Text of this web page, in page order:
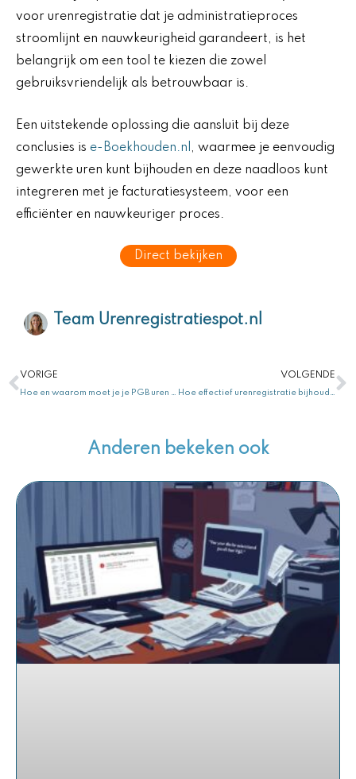
voor urenregistratie dat je administratieproces
stroomlijnt en nauwkeurigheid garandeert, is het
belangrijk om een tool te kiezen die zowel
gebruiksvriendelijk als betrouwbaar is.
Een uitstekende oplossing die aansluit bij deze
conclusies is e-Boekhouden.nl , waarmee je eenvoudig
gewerkte uren kunt bijhouden en deze naadloos kunt
integreren met je facturatiesysteem, voor een
efficiënter en nauwkeuriger proces.
Direct bekijken
Team Urenregistratiespot.nl
Vorige
VORIGE VOLGENDE
Anderen bekeken ook